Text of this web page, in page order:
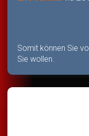
Somit können Sie
Sie wollen.